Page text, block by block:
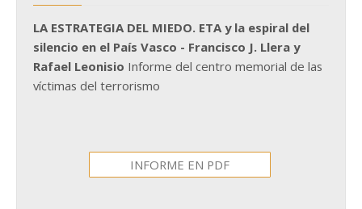
LA ESTRATEGIA DEL MIEDO. ETA y la espiral del
silencio en el País Vasco - Francisco J. Llera y
Rafael Leonisio Informe del centro memorial de las
víctimas del terrorismo
INFORME EN PDF